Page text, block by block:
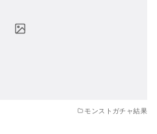
モンストガチャ結果